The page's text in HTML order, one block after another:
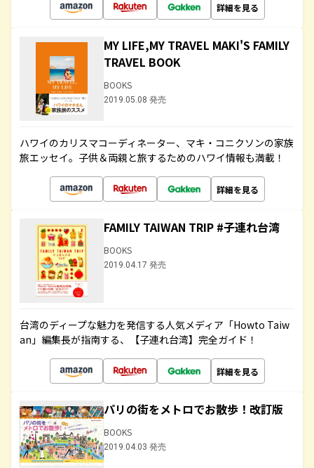
詳細を見る
MY LIFE,MY TRAVEL MAKI'S FAMILY
TRAVEL BOOK
BOOKS
2019.05.08 発売
ハワイのカリスマコーディネーター、マキ・コニクソンの家族
旅エッセイ。子供＆両親と旅するためのハワイ情報も満載！
詳細を見る
FAMILY TAIWAN TRIP #子連れ台湾
BOOKS
2019.04.17 発売
台湾のディープな魅力を発信する人気メディア「Howto Taiw
an」編集長が指南する、【子連れ台湾】完全ガイド！
詳細を見る
パリの街をメトロでお散歩！改訂版
BOOKS
2019.04.03 発売